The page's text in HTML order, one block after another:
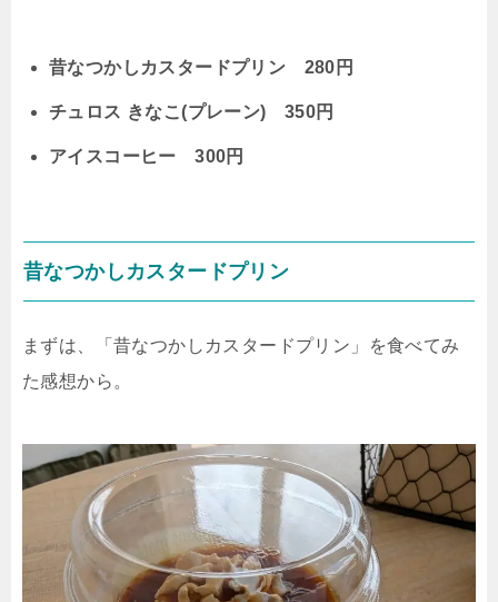
昔なつかしカスタードプリン 280円
チュロス きなこ(プレーン) 350円
アイスコーヒー 300円
昔なつかしカスタードプリン
まずは、「昔なつかしカスタードプリン」を食べてみ
た感想から。